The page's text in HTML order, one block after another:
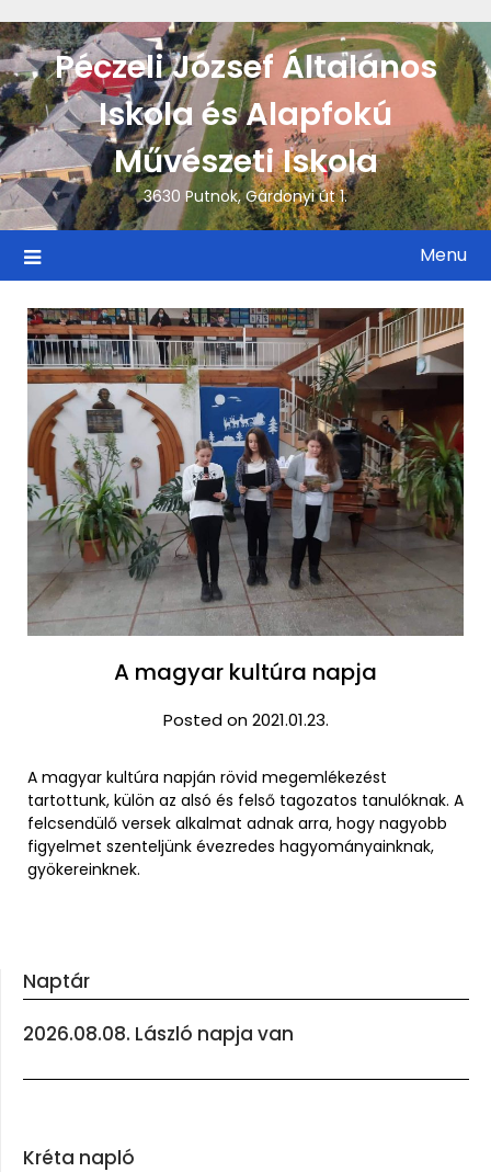
to
contentPéczeli József Általános
Iskola és Alapfokú
Művészeti Iskola
3630 Putnok, Gárdonyi út 1.
Menu
A magyar kultúra napja
Posted on 2021.01.23.
A magyar kultúra napján rövid megemlékezést
tartottunk, külön az alsó és felső tagozatos tanulóknak. A
felcsendülő versek alkalmat adnak arra, hogy nagyobb
figyelmet szenteljünk évezredes hagyományainknak,
gyökereinknek.
Naptár
2026.08.08. László napja van
Kréta napló